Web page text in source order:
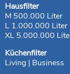
Hausfilter
M 500.000 Liter
L 1.000.000 Liter
XL 5.000.000
Küchenfilter
Living | Business